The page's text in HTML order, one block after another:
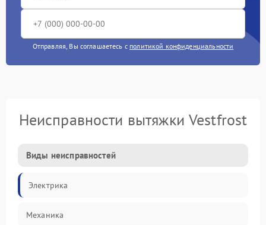
Отправляя, Вы соглашаетесь с политикой конфиденциальности
Неисправности вытяжки Vestfrost
Виды неисправностей
Электрика
Механика